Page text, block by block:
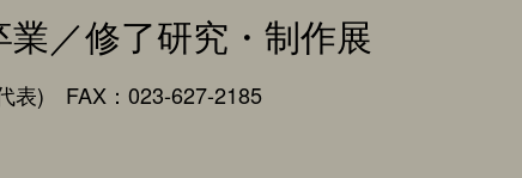
業／修了研究・制作展
表) FAX：023-627-2185